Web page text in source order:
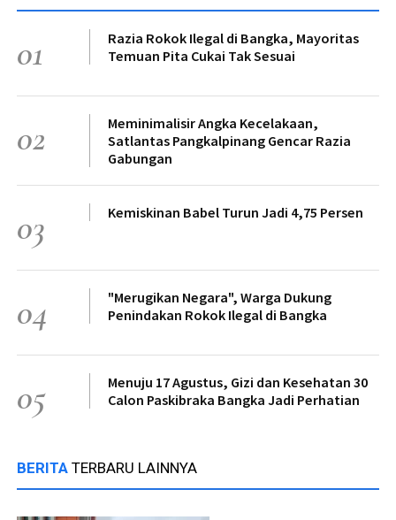
01
Razia Rokok Ilegal di Bangka, Mayoritas
Temuan Pita Cukai Tak Sesuai
02
Meminimalisir Angka Kecelakaan,
Satlantas Pangkalpinang Gencar Razia
Gabungan
03 Kemiskinan Babel Turun Jadi 4,75 Persen
04
"Merugikan Negara", Warga Dukung
Penindakan Rokok Ilegal di Bangka
05
Menuju 17 Agustus, Gizi dan Kesehatan 30
Calon Paskibraka Bangka Jadi Perhatian
BERITA TERBARU LAINNYA